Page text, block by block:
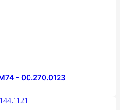
- 00.270.0123